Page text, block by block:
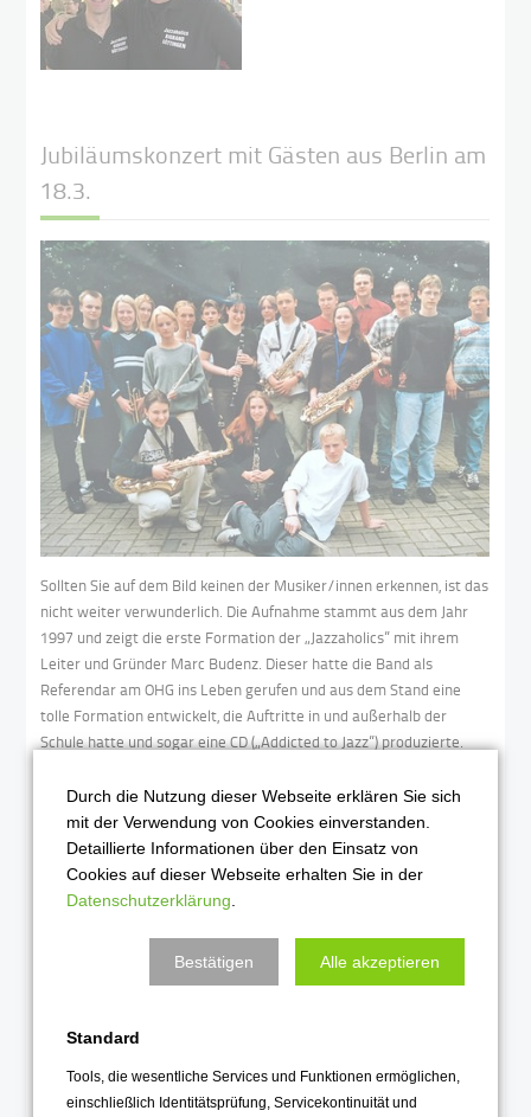
Jubiläumskonzert mit Gästen aus Berlin am
18.3.
Sollten Sie auf dem Bild keinen der Musiker/innen erkennen, ist das
nicht weiter verwunderlich. Die Aufnahme stammt aus dem Jahr
1997 und zeigt die erste Formation der „Jazzaholics” mit ihrem
Leiter und Gründer Marc Budenz. Dieser hatte die Band als
Referendar am OHG ins Leben gerufen und aus dem Stand eine
tolle Formation entwickelt, die Auftritte in und außerhalb der
Schule hatte und sogar eine CD („Addicted to Jazz”) produzierte.
trat 1999 mit Burkhard Fabian ein Leiter in Erscheinung, der in
seiner Ära die Band zu einem stilistisch vielseitigen und sich durch
einen kraftvollen Sound auszeichnenden Klangkörper formte. Auch
aus dieser Zeit stammen zwei ausgezeichnete CD-Produktionen,
die ein für eine Schulbigband erstaunliches Niveau zeigen.
Seit 2005 wird die Band nun von Christian Preuninger geleitet und
hat sich in über 60 Konzerten in und um Göttingen einen Namen
Göttinger Jazzfest, bei Preisverleihungen,
den CDs „De Funk Motel” sowie „Addicted to Music” wurden einige
musikalische Highlights aus dieser Phase festgehalten.
Durch die Nutzung dieser Webseite erklären Sie sich
mit der Verwendung von Cookies einverstanden.
Detaillierte Informationen über den Einsatz von
Cookies auf dieser Webseite erhalten Sie in der
Datenschutzerklärung
Bestätigen Alle akzeptieren
Standard
Tools, die wesentliche Services und Funktionen ermöglichen,
einschließlich Identitätsprüfung, Servicekontinuität und